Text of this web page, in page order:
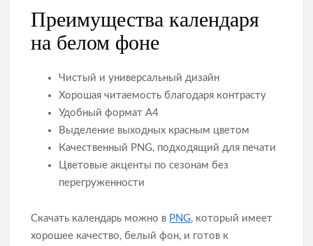
Преимущества календаря
на белом фоне
Чистый и универсальный дизайн
Хорошая читаемость благодаря контрасту
Удобный формат А4
Выделение выходных красным цветом
Качественный PNG, подходящий для печати
Цветовые акценты по сезонам без
перегруженности
Скачать календарь можно в PNG, который имеет
хорошее качество, белый фон, и готов к